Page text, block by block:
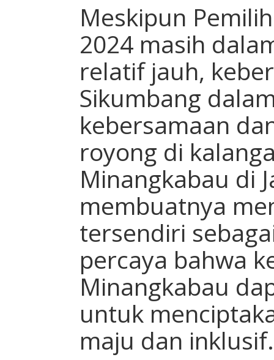
Meskipun
2024 masih
relatif jauh,
Sikumbang
kebersamaan
royong di
Minangkabau di
membuatnya
tersendiri
percaya bahwa
Minangkabau
untuk
maju dan inklusif.